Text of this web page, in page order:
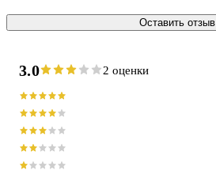
Оставить отзыв
3.0 2 оценки